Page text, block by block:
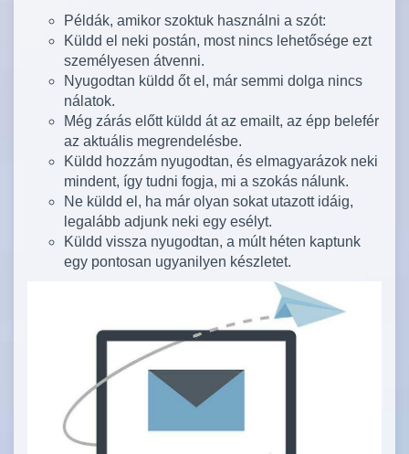
Példák, amikor szoktuk használni a szót:
Küldd el neki postán, most nincs lehetősége ezt
személyesen átvenni.
Nyugodtan küldd őt el, már semmi dolga nincs
nálatok.
Még zárás előtt küldd át az emailt, az épp belefér
az aktuális megrendelésbe.
Küldd hozzám nyugodtan, és elmagyarázok neki
mindent, így tudni fogja, mi a szokás nálunk.
Ne küldd el, ha már olyan sokat utazott idáig,
legalább adjunk neki egy esélyt.
Küldd vissza nyugodtan, a múlt héten kaptunk
egy pontosan ugyanilyen készletet.